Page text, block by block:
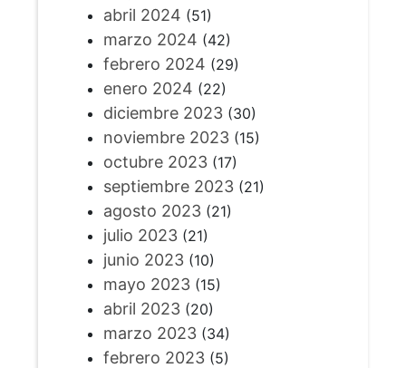
abril 2024 (51)
marzo 2024 (42)
febrero 2024 (29)
enero 2024 (22)
diciembre 2023(30)
noviembre 2023(15)
octubre 2023(17)
septiembre 2023(21)
agosto 2023(21)
julio 2023(21)
junio 2023(10)
mayo 2023(15)
abril 2023(20)
marzo 2023(34)
febrero 2023(5)